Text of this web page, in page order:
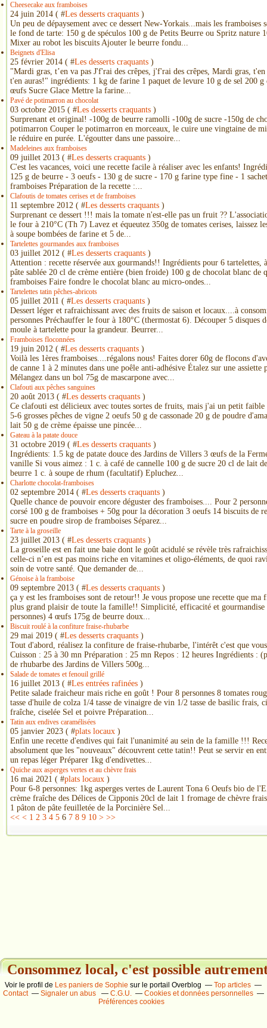
Cheesecake aux framboises
24 juin 2014 ( #Les desserts craquants )
Un peu de dépaysement avec ce dessert New-Yorkais...mais les framboises
le fond de tarte: 150 g de spéculos 100 g de Petits Beurre ou Spritz nature
Mixer au robot les biscuits Ajouter le beurre fondu...
Beignets d'Elisa
25 février 2014 ( #Les desserts craquants )
"Mardi gras, t’en va pas J'f'rai des crêpes, j'f'rai des crêpes, Mardi gras,
t'en auras!" ingrédients: 1 kg de farine 1 paquet de levure 10 g de sel 200 g
œufs Sucre Glace Mettre la farine...
Pavé de potimarron au chocolat
03 octobre 2015 ( #Les desserts craquants )
Surprenant et original! -100g de beurre ramolli -100g de sucre -150g de
potimarron Couper le potimarron en morceaux, le cuire une vingtaine de
le réduire en purée. L'égoutter dans une passoire...
Madeleines aux framboises
09 juillet 2013 ( #Les desserts craquants )
C'est les vacances, voici une recette facile à réaliser avec les enfants!
125 g de beurre - 3 oeufs - 130 g de sucre - 170 g farine type fine - 1
framboises Préparation de la recette :...
Clafoutis de tomates cerises et de framboises
11 septembre 2012 ( #Les desserts craquants )
Surprenant ce dessert !!! mais la tomate n'est-elle pas un fruit ??
le four à 210°C (Th 7) Lavez et équeutez 350g de tomates cerises, laissez
à soupe bombées de farine et 5 de...
Tartelettes gourmandes aux framboises
03 juillet 2012 ( #Les desserts craquants )
Attention : recette réservée aux gourmands!! Ingrédients pour 6 tartelettes,
pâte sablée 20 cl de crème entière (bien froide) 100 g de chocolat blanc de
framboises Faire fondre le chocolat blanc au micro-ondes...
Tartelettes tatin pêches-abricots
05 juillet 2011 ( #Les desserts craquants )
Dessert léger et rafraichissant avec des fruits de saison et locaux....à
personnes Préchauffer le four à 180°C (thermostat 6). Découper 5 disques
moule à tartelette pour la grandeur. Beurrer...
Framboises floconnées
19 juin 2012 ( #Les desserts craquants )
Voilà les 1ères framboises....régalons nous! Faites dorer 60g de flocons
de canne 1 à 2 minutes dans une poêle anti-adhésive Étalez sur une
Mélangez dans un bol 75g de mascarpone avec...
Clafouti aux pêches sanguines
20 août 2013 ( #Les desserts craquants )
Ce clafouti est délicieux avec toutes sortes de fruits, mais j'ai un petit
5-6 grosses pêches de vigne 2 oeufs 50 g de cassonade 20 g de poudre
lait 50 g de crème épaisse une pincée...
Gateau à la patate douce
31 octobre 2019 ( #Les desserts craquants )
Ingrédients: 1.5 kg de patate douce des Jardins de Villers 3 œufs de la
vanille Si vous aimez : 1 c. à café de cannelle 100 g de sucre 20 cl de lait
beurre 1 c. à soupe de rhum (facultatif) Epluchez...
Charlotte chocolat-framboises
02 septembre 2014 ( #Les desserts craquants )
Quelle chance de pouvoir encore déguster des framboises.... Pour 2
corsé 100 g de framboises + 50g pour la décoration 3 oeufs 14 biscuits de
sucre en poudre sirop de framboises Séparez...
Tarte à la groseille
23 juillet 2013 ( #Les desserts craquants )
La groseille est en fait une baie dont le goût acidulé se révèle très
celle-ci n’en est pas moins riche en vitamines et oligo-éléments, de quoi
soin de votre santé. Que demander de...
Génoise à la framboise
09 septembre 2013 ( #Les desserts craquants )
ça y est les framboises sont de retour!! Je vous propose une recette que
plus grand plaisir de toute la famille!! Simplicité, efficacité et gourmandise
personnes) 4 œufs 175g de beurre doux...
Biscuit roulé à la confiture fraise-rhubarbe
29 mai 2019 ( #Les desserts craquants )
Tout d'abord, réalisez la confiture de fraise-rhubarbe, l'intérêt c'est que
Cuisson : 25 à 30 mn Préparation : 25 mn Repos : 12 heures Ingrédients :
de rhubarbe des Jardins de Villers 500g...
Salade de tomates et fenouil grillé
16 juillet 2013 ( #Les entrées rafinées )
Petite salade fraicheur mais riche en goût ! Pour 8 personnes 8 tomates
tasse d'huile de colza 1/4 tasse de vinaigre de vin 1/2 tasse de basilic frais,
fraîche, ciselée Sel et poivre Préparation...
Tatin aux endives caramélisées
05 janvier 2023 ( #plats locaux )
Enfin une recette d'endives qui fait l'unanimité au sein de la famille !!!
absolument que les "nouveaux" découvrent cette tatin!! Peut se servir en
un repas léger Préparer 1kg d'endivettes...
Quiche aux asperges vertes et au chèvre frais
16 mai 2021 ( #plats locaux )
Pour 6-8 personnes: 1kg asperges vertes de Laurent Tona 6 Oeufs bio de
crème fraîche des Délices de Cipponis 20cl de lait 1 fromage de chèvre
1 pâton de pâte feuilletée de la Porcinière Sel...
<< < 1 2 3 4 5 6 7 8 9 10 > >>
Consommez local, c'est possible
Voir le profil de Les paniers de Sophie sur le portail Overblog
Top articles
Contact
Signaler un abus C.G.U.
Cookies et données personnelles
Préférences cookies